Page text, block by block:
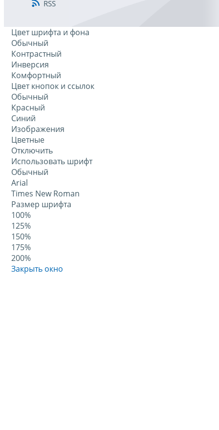
RSS
Цвет шрифта и фона
Обычный
Контрастный
Инверсия
Комфортный
Цвет кнопок и ссылок
Обычный
Красный
Синий
Изображения
Цветные
Отключить
Использовать шрифт
Обычный
Arial
Times New Roman
Размер шрифта
100%
125%
150%
175%
200%
Закрыть окно